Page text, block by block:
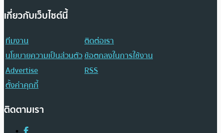
เกี่ยวกับเว็บไซต์นี้
ทีมงาน
ติดต่อเรา
นโยบายความเป็นส่วนตัวข้อตกลงในการใช้งาน
Advertise
RSS
ตั้งค่าคุกกี้
ติดตามเรา